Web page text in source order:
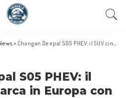
> Changan Deepal S05 PHEV: il SUV cinese sbarca in Europa con l’Ultra-Hybrid
S05 PHEV: il
in Europa con